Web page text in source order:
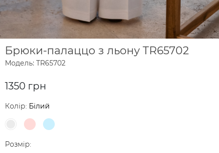
Брюки-палаццо з льону TR65702
Модель: TR65702
1350 грн
Колір: Білий
Розмір: